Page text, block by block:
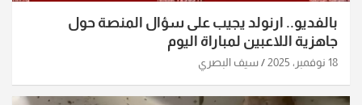
بالفديو.. ارنولد يجيب على سؤال المنصة حول
جاهزية اللاعبين لمباراة اليوم
18 نوفمبر، 2025 سيف البصري